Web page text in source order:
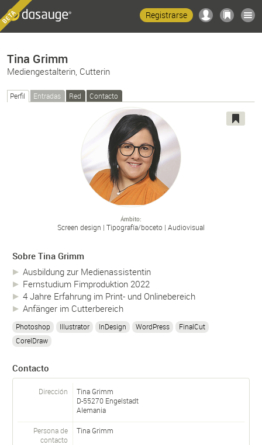
Registrarse
Tina Grimm
Mediengestalterin, Cutterin
Perfil Entradas Red Contacto
Ámbito
Screen design Tipografía/boceto Audiovisual
Sobre Tina Grimm
Ausbildung zur Medienassistentin
Fernstudium Fimproduktion 2022
4 Jahre Erfahrung im Print- und Onlinebereich
Anfänger im Cutterbereich
Photoshop Illustrator InDesign WordPress
FinalCut
CorelDraw
Contacto
Dirección
Tina Grimm
D-55270 Engelstadt
Alemania
Persona de
contacto
TinaGrimm